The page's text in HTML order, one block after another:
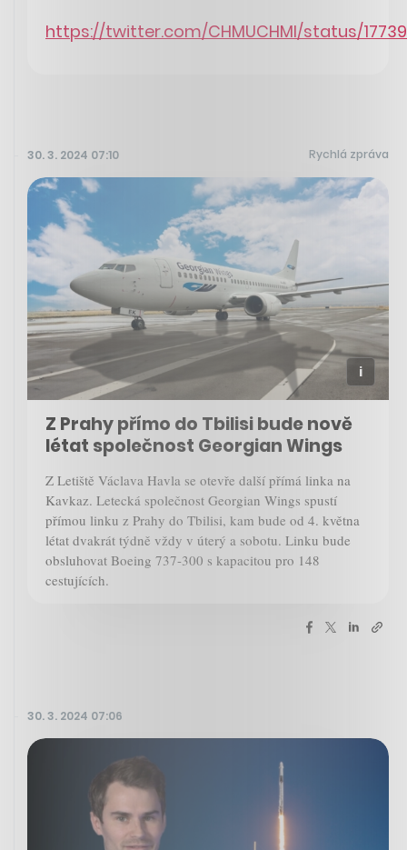
https://twitter.com/CHMUCHMI/status/
30. 3. 2024 07:10 Rychlá zpráva
Z Prahy přímo do Tbilisi bude nově
létat společnost Georgian Wings
Z Letiště Václava Havla se otevře další přímá linka na
Kavkaz. Letecká společnost Georgian Wings spustí
přímou linku z Prahy do Tbilisi, kam bude od 4. května
létat dvakrát týdně vždy v úterý a sobotu. Linku bude
obsluhovat Boeing 737-300 s kapacitou pro 148
cestujících.
30. 3. 2024 07:06